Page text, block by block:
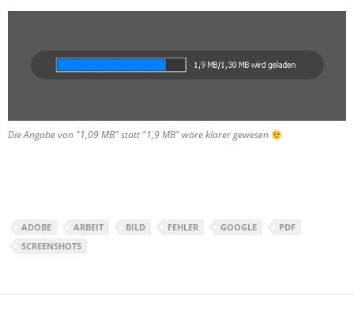
Die Angabe von "1,09 MB" statt "1,9 MB" wäre klarer gewesen
ADOBE ARBEIT BILD FEHLER GOOGLE
PDF
SCREENSHOTS